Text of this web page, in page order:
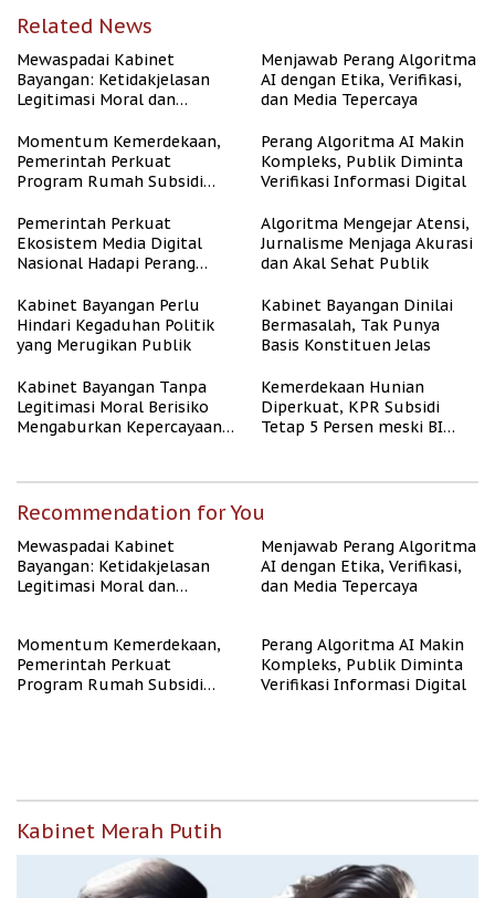
Related News
Mewaspadai Kabinet
Bayangan: Ketidakjelasan
Legitimasi Moral dan
Menjawab Perang Algoritma
AI dengan Etika, Verifikasi,
dan Media Tepercaya
Momentum Kemerdekaan,
Pemerintah Perkuat
Program Rumah Subsidi
Berpenghasilan Rendah
Perang Algoritma AI Makin
Kompleks, Publik Diminta
Verifikasi Informasi Digital
Pemerintah Perkuat
Ekosistem Media Digital
Nasional Hadapi Perang
Algoritma Mengejar Atensi,
Jurnalisme Menjaga Akurasi
dan Akal Sehat Publik
Kabinet Bayangan Perlu
Hindari Kegaduhan Politik
yang Merugikan Publik
Kabinet Bayangan Dinilai
Bermasalah, Tak Punya
Basis Konstituen Jelas
Kabinet Bayangan Tanpa
Legitimasi Moral Berisiko
Mengaburkan Kepercayaan
Kemerdekaan Hunian
Diperkuat, KPR Subsidi
Tetap 5 Persen meski BI
Recommendation for You
Mewaspadai Kabinet
Bayangan: Ketidakjelasan
Legitimasi Moral dan
Menjawab Perang Algoritma
AI dengan Etika, Verifikasi,
dan Media Tepercaya
Momentum Kemerdekaan,
Pemerintah Perkuat
Program Rumah Subsidi
Perang Algoritma AI Makin
Kompleks, Publik Diminta
Verifikasi Informasi Digital
Kabinet Merah Putih